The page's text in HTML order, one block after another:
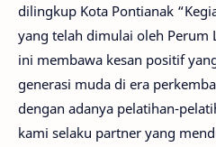
dilingkup Kota Pontianak
yang telah dimulai oleh Perum
ini membawa kesan positif
generasi muda di era
dengan adanya pelatihan-
kami selaku partner yang